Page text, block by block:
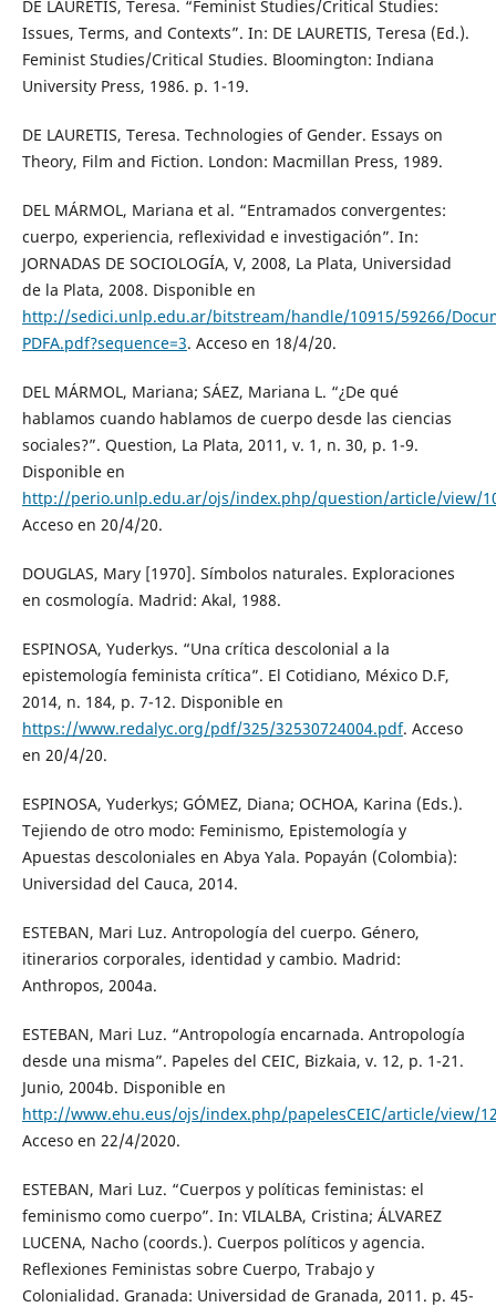
DE LAURETIS, Teresa. “Feminist Studies/Critical Studies:
Issues, Terms, and Contexts”. In: DE LAURETIS, Teresa (Ed.).
Feminist Studies/Critical Studies. Bloomington: Indiana
University Press, 1986. p. 1-19.
DE LAURETIS, Teresa. Technologies of Gender. Essays on
Theory, Film and Fiction. London: Macmillan Press, 1989.
DEL MÁRMOL, Mariana et al. “Entramados convergentes:
cuerpo, experiencia, reflexividad e investigación”. In:
JORNADAS DE SOCIOLOGÍA, V, 2008, La Plata, Universidad
de la Plata, 2008. Disponible en
http://sedici.unlp.edu.ar/bitstream/handle/10915/59266/
PDFA.pdf?sequence=3. Acceso en 18/4/20.
DEL MÁRMOL, Mariana; SÁEZ, Mariana L. “¿De qué
hablamos cuando hablamos de cuerpo desde las ciencias
sociales?”. Question, La Plata, 2011, v. 1, n. 30, p. 1-9.
Disponible en
http://perio.unlp.edu.ar/ojs/index.php/question/article/view/
Acceso en 20/4/20.
DOUGLAS, Mary [1970]. Símbolos naturales. Exploraciones
en cosmología. Madrid: Akal, 1988.
ESPINOSA, Yuderkys. “Una crítica descolonial a la
epistemología feminista crítica”. El Cotidiano, México D.F,
2014, n. 184, p. 7-12. Disponible en
https://www.redalyc.org/pdf/325/32530724004.pdf. Acceso
en 20/4/20.
ESPINOSA, Yuderkys; GÓMEZ, Diana; OCHOA, Karina (Eds.).
Tejiendo de otro modo: Feminismo, Epistemología y
Apuestas descoloniales en Abya Yala. Popayán (Colombia):
Universidad del Cauca, 2014.
ESTEBAN, Mari Luz. Antropología del cuerpo. Género,
itinerarios corporales, identidad y cambio. Madrid:
Anthropos, 2004a.
ESTEBAN, Mari Luz. “Antropología encarnada. Antropología
desde una misma”. Papeles del CEIC, Bizkaia, v. 12, p. 1-21.
Junio, 2004b. Disponible en
http://www.ehu.eus/ojs/index.php/papelesCEIC/article/view/
Acceso en 22/4/2020.
ESTEBAN, Mari Luz. “Cuerpos y políticas feministas: el
feminismo como cuerpo”. In: VILALBA, Cristina; ÁLVAREZ
LUCENA, Nacho (coords.). Cuerpos políticos y agencia.
Reflexiones Feministas sobre Cuerpo, Trabajo y
Colonialidad. Granada: Universidad de Granada, 2011. p. 45-